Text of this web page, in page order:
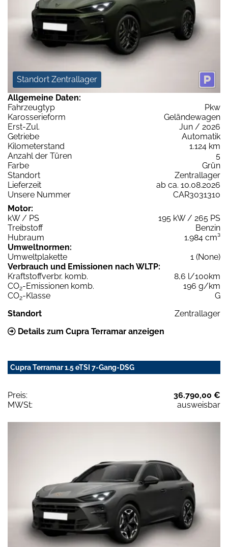
Standort Zentrallager
Allgemeine Daten:
Fahrzeugtyp
Pkw
Karosserieform
Geländewagen
Erst-Zul.
Jun / 2026
Getriebe
Automatik
Kilometerstand
1.124 km
Anzahl der Türen
5
Farbe
Grün
Standort
Zentrallager
Lieferzeit
ab ca. 10.08.2026
Unsere Nummer
CAR3031310
Motor:
kW / PS
195 kW / 265 PS
Treibstoff
Benzin
Hubraum
1.984 cm³
Umweltnormen:
Umweltplakette
1 (None)
Verbrauch und Emissionen nach WLTP:
Kraftstoffverbr. komb.
8,6 l/100km
CO2-Emissionen komb.
196 g/km
CO2-Klasse
G
Standort
Zentrallager
Details zum Cupra Terramar anzeigen
Cupra Terramar 1.5 eTSI 7-Gang-DSG
Preis:
36.790,00 €
MWSt:
ausweisbar